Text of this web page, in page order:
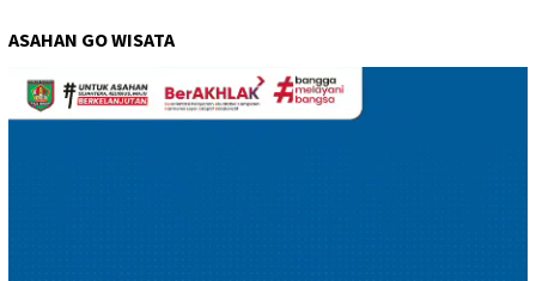
ASAHAN GO WISATA
Pemutar
Video